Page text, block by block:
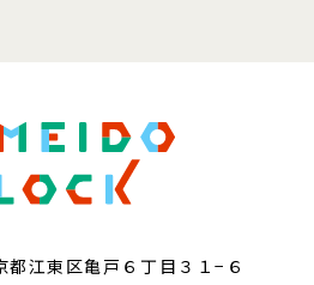
江東区亀戸６丁目３１−６